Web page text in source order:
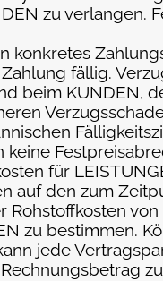
zu verlangen.
konkretes
fällig.
beim KUNDEN,
keine
für
auf den zum
Rohstoffkosten
zu bestimmen.
jede